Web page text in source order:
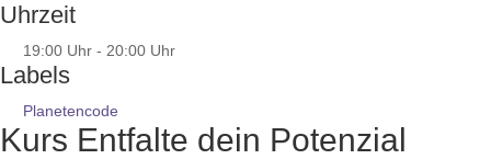
Uhrzeit
19:00 Uhr - 20:00 Uhr
Labels
Planetencode
Kurs Entfalte dein Potenzial